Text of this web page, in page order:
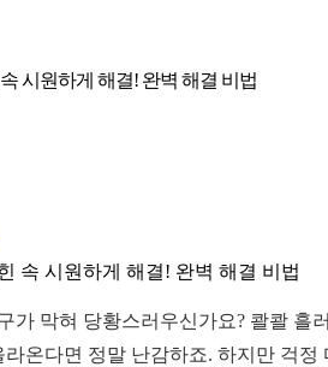
시원하게 해결! 완벽 해결 비법
속 시원하게 해결! 완벽 해결 비법
가 막혀 당황스러우신가요? 콸콸 흘
온다면 정말 난감하죠. 하지만 걱정